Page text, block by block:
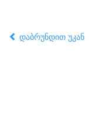
დაბრუნდით უკან